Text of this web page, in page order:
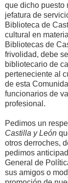
que dicho puesto
jefatura de
Biblioteca de
cultural en
Bibliotecas de
frivolidad, debe
bibliotecario de
perteneciente al
de esta
funcionarios de
profesional.
Pedimos un
Castilla y León
otros derroches,
pedimos
General de
sus amigos o